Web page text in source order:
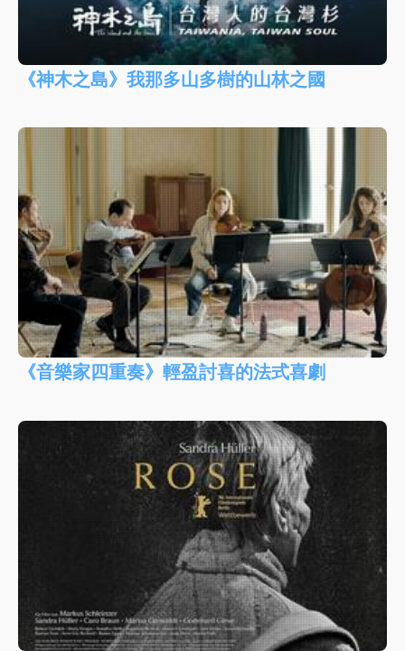
《神木之島》我那多山多樹的山林之國
《音樂家四重奏》輕盈討喜的法式喜劇